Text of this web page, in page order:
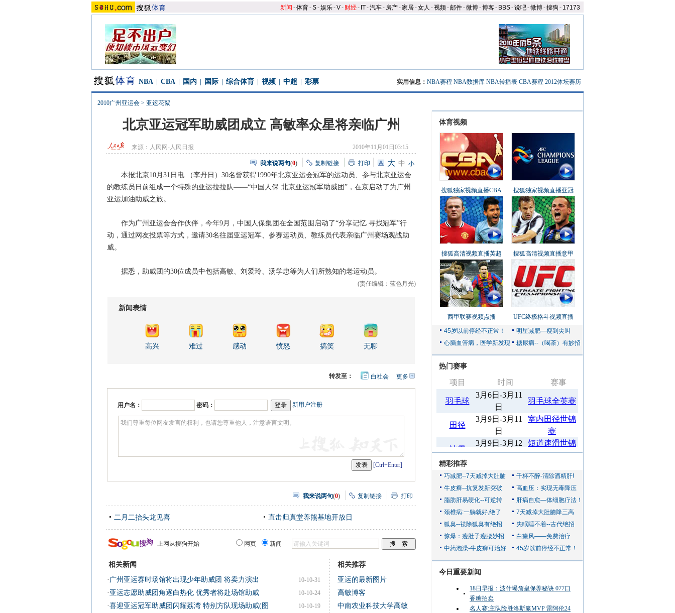
新闻 -体育-S-娱乐-V- 财经- IT-汽车- 房产-家居-女人 -视频-邮件-微博-博客- BBS-说吧-微博-搜狗 - 17173
NBA CBA 国内 国际 综合体育 视频 中超 彩票 实用信息： NBA赛程 NBA数据库 NBA转播表 CBA赛程 2012体坛赛历
2010广州亚运会 > 亚运花絮
北京亚运冠军助威团成立 高敏率众星将亲临广州
来源： 人民网-人民日报 2010年11月01日03:15
我来说两句(0) 复制链接 打印 大 中 小
本报北京10月31日电 （李丹日）30名曾获得1990年北京亚运会冠军的运动员、参与北京亚运会
的教练员日前组成一个特殊的亚运拉拉队——“中国人保·北京亚运冠军助威团”，在京启动了为广州
亚运加油助威之旅。
作为广州亚运会合作伙伴，今年9月，中国人保集团在全国范围启动了“分享记忆 寻找冠军”行
动，通过网友投票等方式，邀请30名往届亚运冠军、参赛运动员、教练员代表亲临广州赛场观战助
威。
据悉，助威团的30位成员中包括高敏、刘爱玲、汤学忠等为人们所熟知的老运动员。
(责任编辑：蓝色月光)
新闻表情
高兴 难过 感动 愤怒 搞笑 无聊
更多开
转发至： 白社会
用户名： 密码： 新用户注册
[Ctrl+Enter]
我来说两句(0) 复制链接 打印
二月二抬头龙见喜 直击归真堂养熊基地开放日
上网从搜狗开始 网页 新闻
相关新闻
10-10-31
· 广州亚运赛时场馆将出现少年助威团 将卖力演出
10-10-24
· 亚运志愿助威团角逐白热化 优秀者将赴场馆助威
10-10-19
·喜迎亚运冠军助威团闪耀荔湾 特别方队现场助威(图
相关推荐
亚运的最新图片
高敏博客
中南农业科技大学高敏
体育视频
搜狐独家视频直播CBA 搜狐独家视频直播亚冠
搜狐高清视频直播英超 搜狐高清视频直播意甲
西甲联赛视频点播 UFC终极格斗视频直播
热门赛事
精彩推荐
今日重要新闻